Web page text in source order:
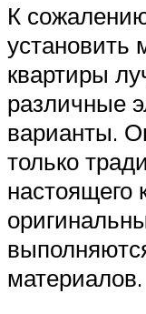
К
установить
квартиры
различные
варианты.
только
настоящего
материалов.